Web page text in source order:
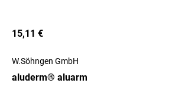
15,11 €
W.Söhngen GmbH
aluderm® aluarm